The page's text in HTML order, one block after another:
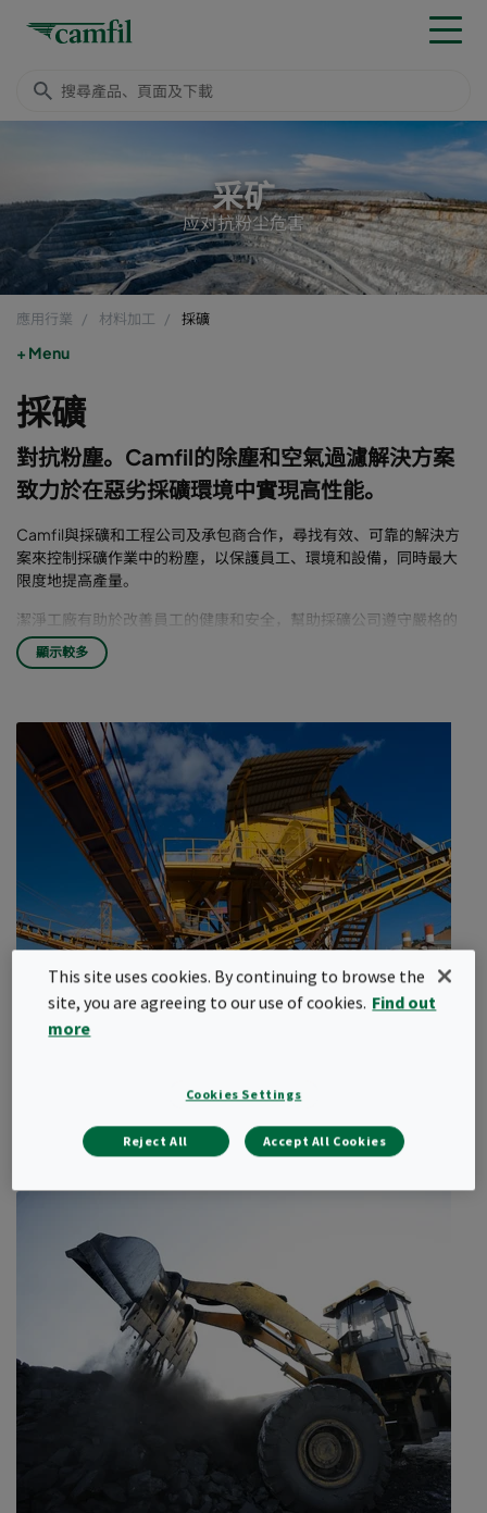
采矿
应对抗粉尘危害
應用行業 材料加工 採礦
Menu
採礦
對抗粉塵。Camfil的除塵和空氣過濾解決方案
致力於在惡劣採礦環境中實現高性能。
Camfil與採礦和工程公司及承包商合作，尋找有效、可靠的解決方
案來控制採礦作業中的粉塵，以保護員工、環境和設備，同時最大
限度地提高產量。
潔淨工廠有助於改善員工的健康和安全，幫助採礦公司遵守嚴格的
許可要求。除此之外，潔淨工廠也有助於提高員工士氣，讓他們為
自己的工作感到自豪。另外，更潔淨的工廠還可以減少部件磨損，
採礦業面臨嚴峻挑戰
礦山和採石場是塵土飛揚的危險場所。控制採礦加工設備（如破碎
機、篩網和輸送機轉載點）產生的粉塵是一項艱巨的挑戰。政府機
構嚴格限制粉塵排放量，並與採礦公司合作，努力減少礦區周圍的
排放量，以保護人員健康和環境安全。
如果排放量過高，可能會削減產量，遭受罰款。因此，正確設計和
選擇除塵設備和空氣過濾解決方案至關重要。 簡而言之，最大限度
地減少排放量可以提高許可產能。
極端工作環境要求極端可靠性
Camfil提供定制的除塵系統，可耐受採礦環境的嚴苛要求。我們的
Gold系列除塵器非常適用於滿足採礦行業對2.5
我們的工業粉塵和煙氣收集器採用重型結構和模組化設計，極為堅
可靠性，致力於打造更清潔的工作場所。
Camfil採礦業解決方案的優勢
保護工廠員工的健康和安全
減少採礦廠周圍的排放量
節約能源，降低運行成本
減少維護停機時間，提高設備運行的可靠性（DES）
提高產量
採礦應用
顯示較多
域環境的清理，同時提供清潔的外觀以滿足許可要求。
This site uses cookies. By continuing to browse the
site, you are agreeing to our use of cookies. Find out
more
Cookies Settings
Reject All Accept All Cookies